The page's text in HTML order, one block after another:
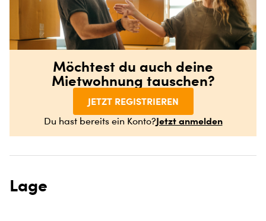
Möchtest du auch deine
Mietwohnung tauschen?
JETZT REGISTRIEREN
Du hast bereits ein Konto?Jetzt anmelden
Lage